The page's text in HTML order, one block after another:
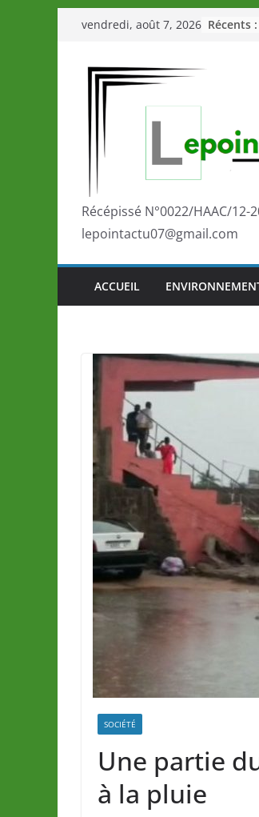
Passer
contenu
vendredi, août 7, 2026 Récents :
Récépissé N°0022/HAAC/12-
lepointactu07@gmail.com
ACCUEIL
SOCIÉTÉ
Une partie
à la pluie